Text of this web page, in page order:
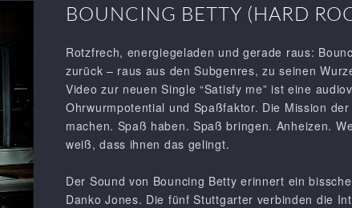
BOUNCING BETTY (HARD
Rotzfrech, energiegeladen und gerade raus:
zurück – raus aus den Subgenres, zu seinen
Video zur neuen Single “Satisfy me” ist eine
Ohrwurmpotential und Spaßfaktor. Die Mission
machen. Spaß haben. Spaß bringen. Anheizen.
weiß, dass ihnen das gelingt.
Der Sound von Bouncing Betty erinnert ein
Danko Jones. Die fünf Stuttgarter verbinden die